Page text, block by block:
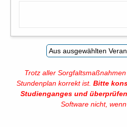
Trotz aller
Stundenplan korrekt ist. Bitte
Studienganges und
Software nicht,